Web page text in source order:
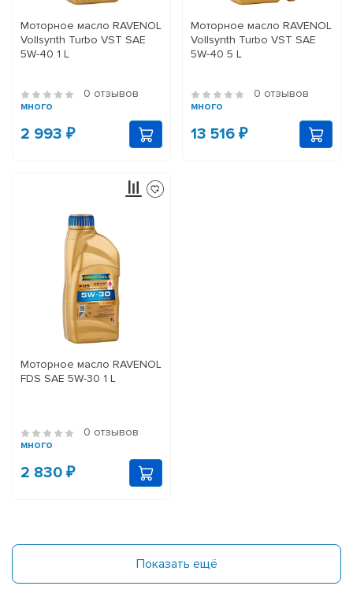
Моторное масло RAVENOL
Vollsynth Turbo VST SAE
5W-40 1 L
0 отзывов
много
2 993 ₽
Моторное масло RAVENOL
Vollsynth Turbo VST SAE
5W-40 5 L
0 отзывов
много
13 516 ₽
Моторное масло RAVENOL
FDS SAE 5W-30 1 L
0 отзывов
много
2 830 ₽
Показать ещё